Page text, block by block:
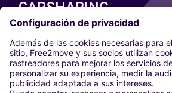
CARSHARING
NUESTRAS CIUDADES
Paris
Madrid
Washington DC
Milán
Roma